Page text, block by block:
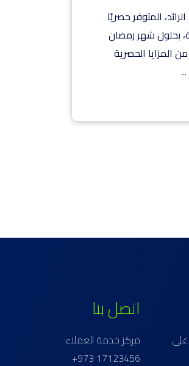
المتوفر حصريًا
بحلول شهر رمضان
المزايا الحصرية
...
اتصل بنا
مركز خدمة العملاء:
17123456 973+